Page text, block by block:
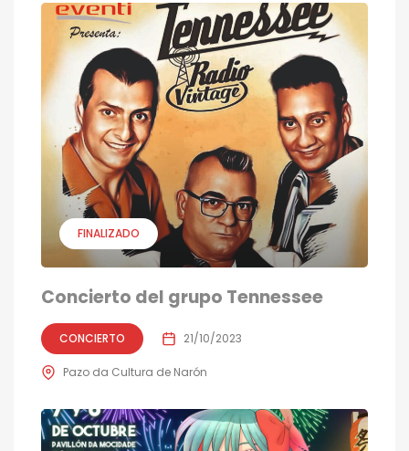
FINALIZADO
Concierto del grupo Tennessee
CONCIERTO 21/10/2023
Pazo da Cultura de Narón